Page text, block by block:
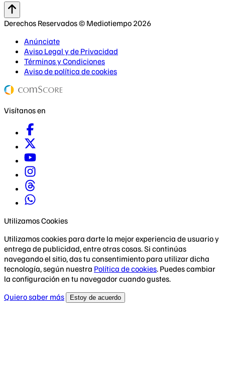
Derechos Reservados © Mediotiempo 2026
Anúnciate
Aviso Legal y de Privacidad
Términos y Condiciones
Aviso de política de cookies
Visítanos en
Utilizamos Cookies
Utilizamos cookies para darte la mejor experiencia de usuario y
entrega de publicidad, entre otras cosas. Si continúas
navegando el sitio, das tu consentimiento para utilizar dicha
tecnología, según nuestra Política de cookies. Puedes cambiar
la configuración en tu navegador cuando gustes.
Quiero saber más
Estoy de acuerdo